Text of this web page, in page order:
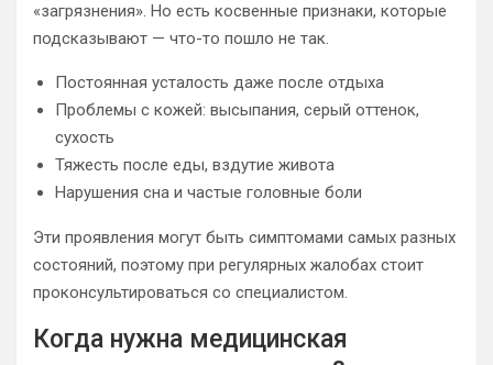
«загрязнения». Но есть косвенные признаки, которые
подсказывают — что-то пошло не так.
Постоянная усталость даже после отдыха
Проблемы с кожей: высыпания, серый оттенок,
сухость
Тяжесть после еды, вздутие живота
Нарушения сна и частые головные боли
Эти проявления могут быть симптомами самых разных
состояний, поэтому при регулярных жалобах стоит
проконсультироваться со специалистом.
Когда нужна медицинская